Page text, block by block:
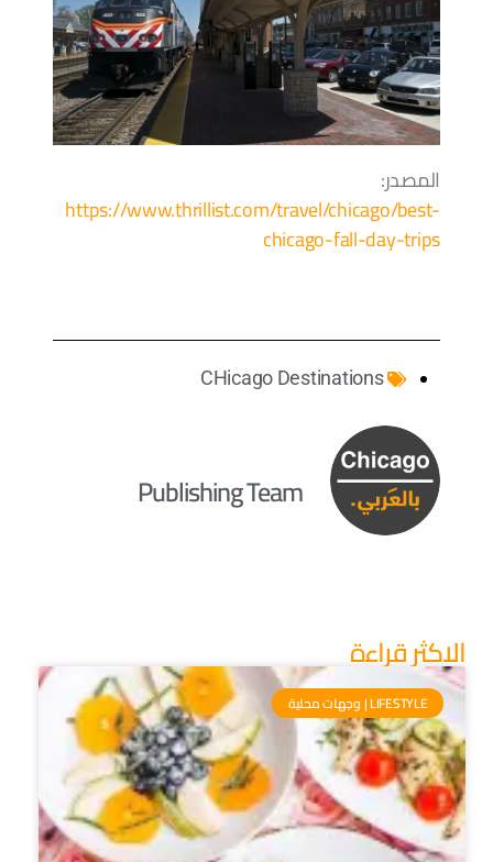
المصدر:
https://www.thrillist.com/travel/chicago/best-
chicago-fall-day-trips
CHicago Destinations
Publishing Team
الاكثر قراءة
LIFESTYLE | وجهات محلية